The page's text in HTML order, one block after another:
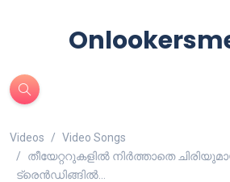
Videos
Video Songs
തീയേറ്ററുകളിൽ നിർത്താതെ
ട്രെൻഡിങ്ങിൽ…